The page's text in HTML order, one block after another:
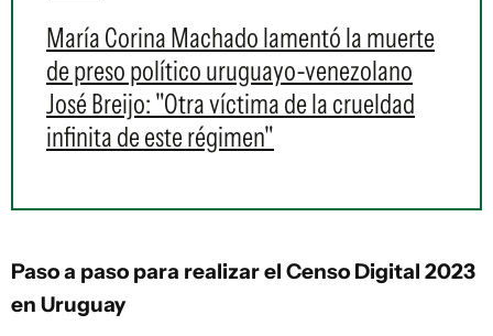
María Corina Machado lamentó la muerte
de preso político uruguayo-venezolano
José Breijo: "Otra víctima de la crueldad
infinita de este régimen"
Paso a paso para realizar el Censo Digital 2023
en Uruguay